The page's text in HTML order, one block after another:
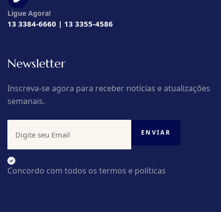
Ligue Agora!
13 3384-6660 | 13 3355-4586
Newsletter
Inscreva-se agora para receber notícias e atualizações
semanais.
Concordo com todos os termos e políticas